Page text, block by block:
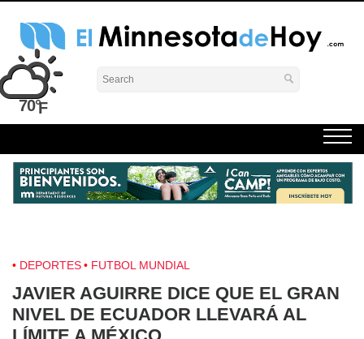
Skip
content
El Minnesota de Hoy Noticias
Latino Noticias Minnesota News
70°
DEPORTES FUTBOL MUNDIAL
JAVIER AGUIRRE DICE QUE EL GRAN
NIVEL DE ECUADOR LLEVARÁ AL